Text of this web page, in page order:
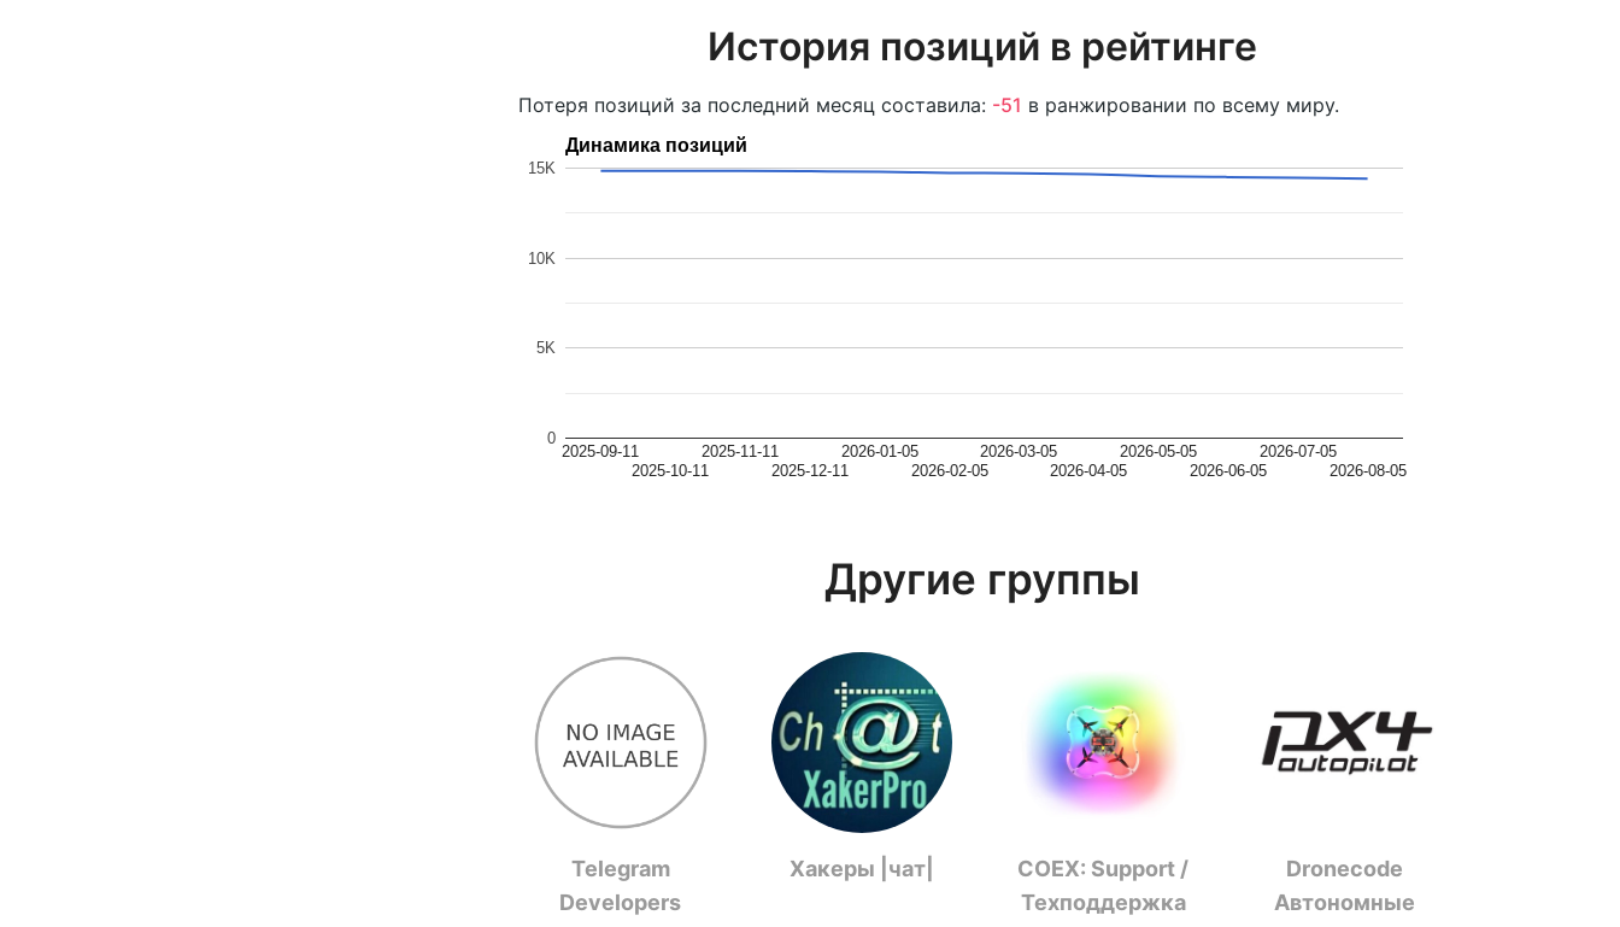
История позиций в рейтинге
Потеря позиций за последний месяц составила: -51 в ранжировании по всему миру.
Динамика позиций
2025-09-11
2025-10-11
2025-11-11
2025-12-11
2026-01-05
2026-02-05
2026-03-05
2026-04-05
2026-05-05
2026-06-05
2026-07-05
2026-08-05
0
5K
10K
15K
Другие группы
Telegram
Developers
Хакеры |чат|
COEX: Support /
Техподдержка
Dronecode
Автономные